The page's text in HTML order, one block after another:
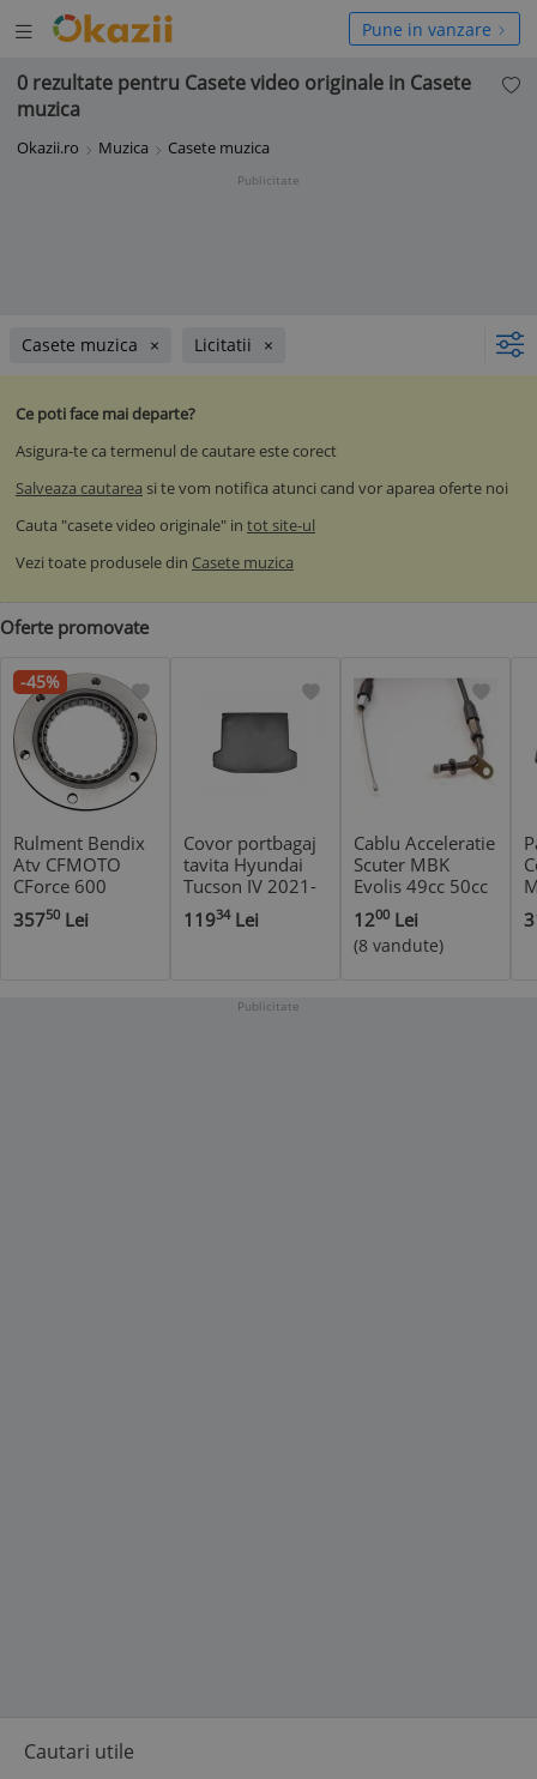
Deschide
meniul
Pune in vanzare
0 rezultate pentru Casete video originale in Casete
muzica
Okazii.ro Muzica Casete muzica
Publicitate
Casete muzica Licitatii
Ce poti face mai departe?
Asigura-te ca termenul de cautare este corect
Salveaza cautarea si te vom notifica atunci cand vor aparea oferte noi
Cauta "casete video originale" in tot site-ul
Vezi toate produsele din Casete muzica
Oferte promovate
-45%
Rulment Bendix
Atv CFMOTO
CForce 600
CF600AU-3S(CA)
35750 Lei
Covor portbagaj
tavita Hyundai
Tucson IV 2021-
2024
11934Lei
Cablu Acceleratie
Scuter MBK
Evolis 49cc 50cc
80cc
1200 Lei
(8 vandute)
Publicitate
Cautari utile